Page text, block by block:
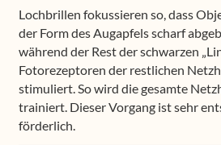
Lochbrillen fokussieren so, dass
der Form des Augapfels scharf
während der Rest der schwarzen
Fotorezeptoren der restlichen
stimuliert. So wird die gesamte
trainiert. Dieser Vorgang ist sehr
förderlich.